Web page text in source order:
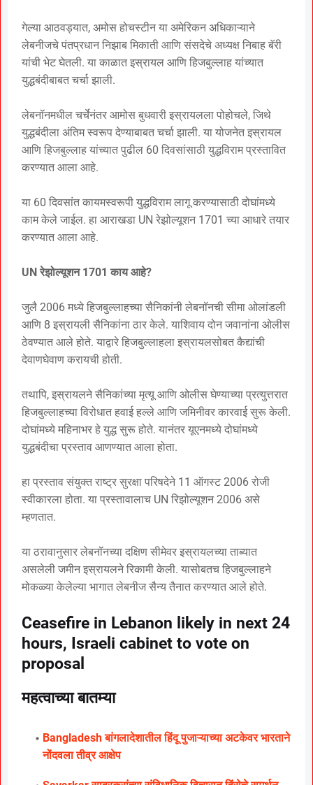
गेल्या आठवड्यात, अमोस होचस्टीन या अमेरिकन अधिकाऱ्याने
लेबनीजचे पंतप्रधान निझाब मिकाती आणि संसदेचे अध्यक्ष निबाह बॅरी
यांची भेट घेतली. या काळात इस्रायल आणि हिजबुल्लाह यांच्यात
युद्धबंदीबाबत चर्चा झाली.
लेबनॉनमधील चर्चेनंतर आमोस बुधवारी इस्रायलला पोहोचले, जिथे
युद्धबंदीला अंतिम स्वरूप देण्याबाबत चर्चा झाली. या योजनेत इस्रायल
आणि हिजबुल्लाह यांच्यात पुढील 60 दिवसांसाठी युद्धविराम प्रस्तावित
करण्यात आला आहे.
या 60 दिवसांत कायमस्वरूपी युद्धविराम लागू करण्यासाठी दोघांमध्ये
काम केले जाईल. हा आराखडा UN रेझोल्यूशन 1701 च्या आधारे तयार
करण्यात आला आहे.
UN रेझोल्यूशन 1701 काय आहे?
जुलै 2006 मध्ये हिजबुल्लाहच्या सैनिकांनी लेबनॉनची सीमा ओलांडली
आणि 8 इस्रायली सैनिकांना ठार केले. याशिवाय दोन जवानांना ओलीस
ठेवण्यात आले होते. याद्वारे हिजबुल्लाहला इस्रायलसोबत कैद्यांची
देवाणघेवाण करायची होती.
तथापि, इस्रायलने सैनिकांच्या मृत्यू आणि ओलीस घेण्याच्या प्रत्युत्तरात
हिजबुल्लाहच्या विरोधात हवाई हल्ले आणि जमिनीवर कारवाई सुरू केली.
दोघांमध्ये महिनाभर हे युद्ध सुरू होते. यानंतर यूएनमध्ये दोघांमध्ये
युद्धबंदीचा प्रस्ताव आणण्यात आला होता.
हा प्रस्ताव संयुक्त राष्ट्र सुरक्षा परिषदेने 11 ऑगस्ट 2006 रोजी
स्वीकारला होता. या प्रस्तावालाच UN रिझोल्यूशन 2006 असे
म्हणतात.
या ठरावानुसार लेबनॉनच्या दक्षिण सीमेवर इस्रायलच्या ताब्यात
असलेली जमीन इस्रायलने रिकामी केली. यासोबतच हिजबुल्लाहने
मोकळ्या केलेल्या भागात लेबनीज सैन्य तैनात करण्यात आले होते.
Ceasefire in Lebanon likely in next 24
hours, Israeli cabinet to vote on
proposal
महत्वाच्या बातम्या
Bangladesh बांगलादेशातील हिंदू पुजाऱ्याच्या अटकेवर भारताने
नोंदवला तीव्र आक्षेप